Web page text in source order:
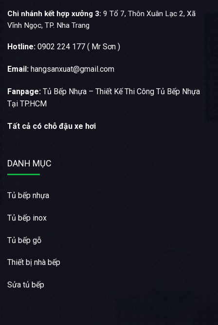
Chi nhánh kết hợp xưởng 3: 9 Tổ 7, Thôn Xuân Lạc 2, Xã
Vĩnh Ngọc, TP. Nha Trang
Hotline: 0902 224 177 ( Mr Sơn )
Email: hangsanxuat@gmail.com
Fanpage: Tủ Bếp Nhựa – Thiết Kế Thi Công Tủ Bếp Nhựa
Tại TP.HCM
Tất cả có chỗ đậu xe hơi
DANH MỤC
Tủ bếp nhựa
Tủ bếp inox
Tủ bếp gỗ
Thiết bị nhà bếp
Sửa tủ bếp